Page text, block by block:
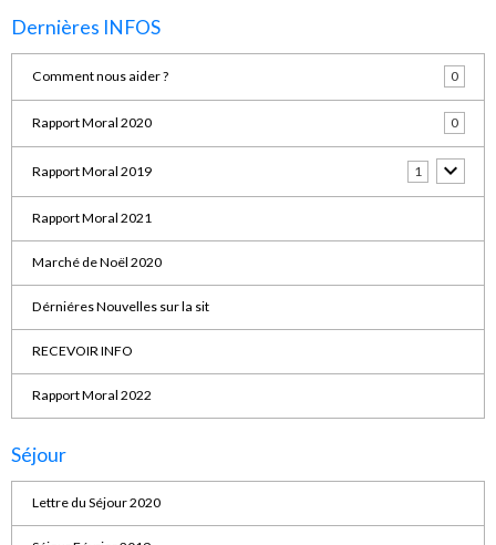
Dernières INFOS
Comment nous aider ? 0
Rapport Moral 2020 0
Rapport Moral 2019 1
Rapport Moral 2021
Marché de Noël 2020
Dérniéres Nouvelles sur la sit
RECEVOIR INFO
Rapport Moral 2022
Séjour
Lettre du Séjour 2020